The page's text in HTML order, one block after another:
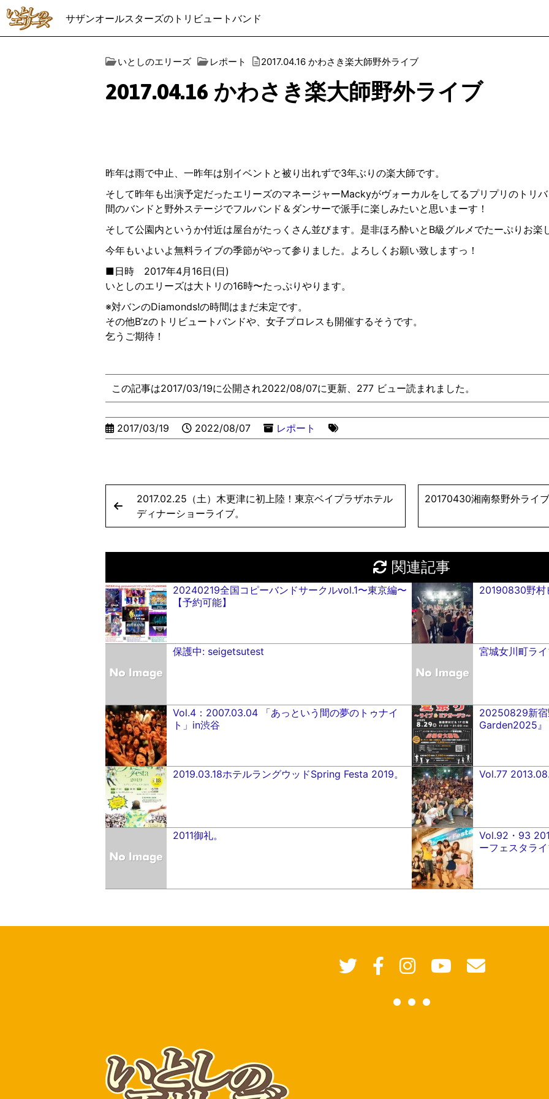
サザンオールスターズのトリビュートバンド
いとしのエリーズ レポート 2017.04.16 かわさき楽大師野外ライブ
2017.04.16 かわさき楽大師野外ライブ
昨年は雨で中止、一昨年は別イベントと被り出れずで3年ぶりの楽大師です。
そして昨年も出演予定だったエリーズのマネージャーMackyがヴォーカルをしてるプリプリのトリ
間のバンドと野外ステージでフルバンド＆ダンサーで派手に楽しみたいと思いまーす！
そして公園内というか付近は屋台がたっくさん並びます。 是非ほろ酔いとB級グルメでたーぷりお楽
今年もいよいよ無料ライブの季節がやって参りました。よ ろしくお願い致しますっ！
■日時 2017年4月16日(日)
いとしのエリーズは大トリの16時〜たっぷりやります。
※対バンのDiamonds!の時間はまだ未定です。
その他B’zのトリビュートバンドや、女子プロレスも開催するそうです。
乞うご期待！
この記事は2017/03/19に公開され2022/08/07に更新、277 ビュー読まれました。
2017/03/19 2022/08/07 レポート
2017.02.25（土）木更津に初上陸！東京ベイプラザホテル
ディナーショーライブ。
20170430湘南祭野外ライ
関連記事
20240219全国コピーバンドサークルvol.1〜東京編〜
【予約可能】
20190830野村
保護中: seigetsutest 宮城女川町ラ
Vol.4：2007.03.04 「あっという間の夢のトゥナイ
ト」in渋谷
20250829新宿
Garden2025』
2019.03.18ホテルラングウッドSpring Festa 2019。 Vol.77
2011御礼。
Vol.92・93
ーフェスタラ